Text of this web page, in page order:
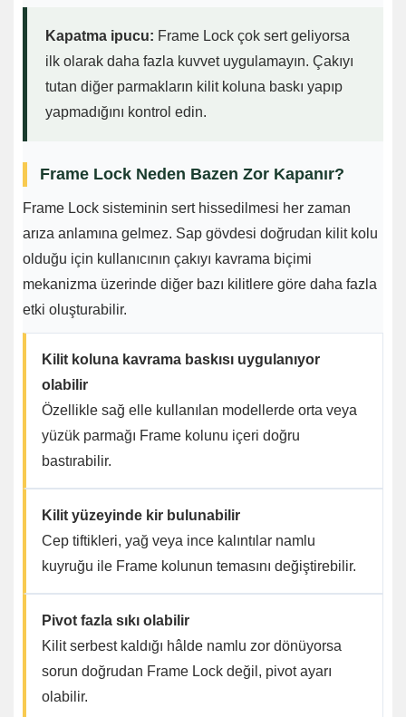
Kapatma ipucu: Frame Lock çok sert geliyorsa
ilk olarak daha fazla kuvvet uygulamayın. Çakıyı
tutan diğer parmakların kilit koluna baskı yapıp
yapmadığını kontrol edin.
Frame Lock Neden Bazen Zor Kapanır?
Frame Lock sisteminin sert hissedilmesi her zaman
arıza anlamına gelmez. Sap gövdesi doğrudan kilit kolu
olduğu için kullanıcının çakıyı kavrama biçimi
mekanizma üzerinde diğer bazı kilitlere göre daha fazla
etki oluşturabilir.
Kilit koluna kavrama baskısı uygulanıyor
olabilir
Özellikle sağ elle kullanılan modellerde orta veya
yüzük parmağı Frame kolunu içeri doğru
bastırabilir.
Kilit yüzeyinde kir bulunabilir
Cep tiftikleri, yağ veya ince kalıntılar namlu
kuyruğu ile Frame kolunun temasını değiştirebilir.
Pivot fazla sıkı olabilir
Kilit serbest kaldığı hâlde namlu zor dönüyorsa
sorun doğrudan Frame Lock değil, pivot ayarı
olabilir.